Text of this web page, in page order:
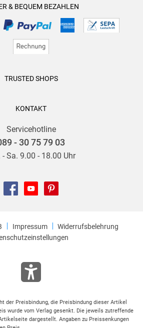
& BEQUEM BEZAHLEN
TRUSTED SHOPS
KONTAKT
Servicehotline
- 30 75 79 03
- Sa. 9.00 - 18.00 Uhr
Impressum
Widerrufsbelehrung
der Preisbindung, die Preisbindung dieser Artikel
wurde vom Verlag gesenkt. Die jeweils zutreffende
dargestellt. Angaben zu Preissenkungen